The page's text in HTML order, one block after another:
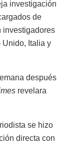
investigación
de
investigadores
Italia y
después
revelara
se hizo
directa con